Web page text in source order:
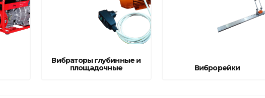
Вибраторы глубинные и
площадочные
Виброрейки